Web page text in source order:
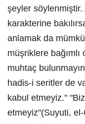
şeyler
karakterine
anlamak da
müşriklere bağımlı
muhtaç
hadis-i seritler de
kabul etmeyiz."
etmeyiz"(Suyuti,